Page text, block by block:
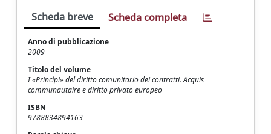
Scheda breve Scheda completa
Anno di pubblicazione
2009
Titolo del volume
I «Princìpi» del diritto comunitario dei contratti. Acquis
communautaire e diritto privato europeo
ISBN
9788834894163